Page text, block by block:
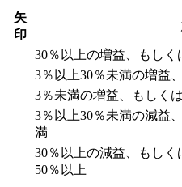
矢
印
30％以上の増益、もしく
3％以上30％未満の増益
3％未満の増益、もしく
3％以上30％未満の減益
満
30％以上の減益、もし
50％以上